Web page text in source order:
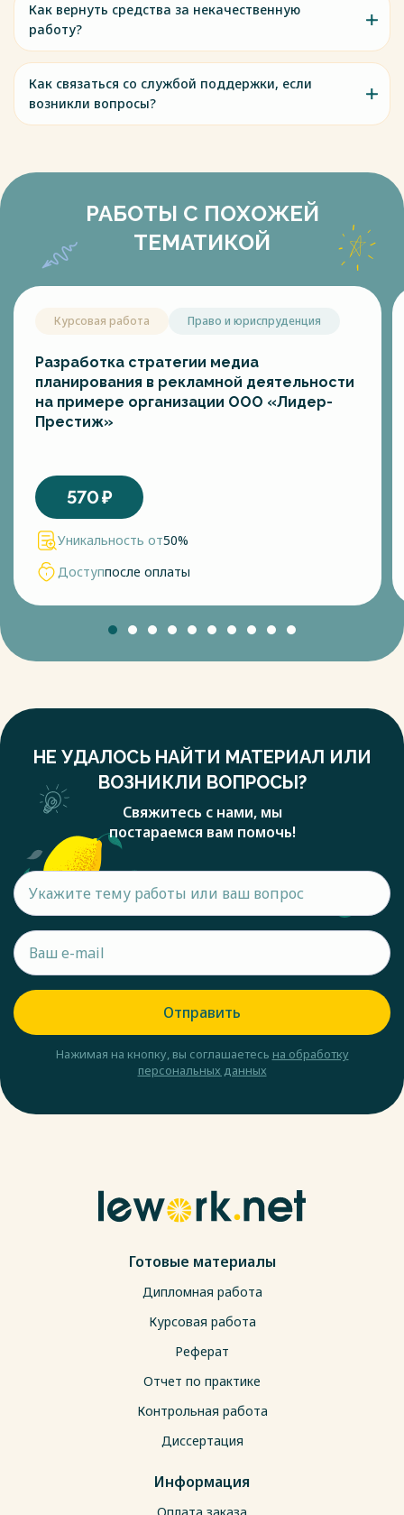
Как вернуть средства за некачественную
работу?
Как связаться со службой поддержки, если
возникли вопросы?
РАБОТЫ С ПОХОЖЕЙ
ТЕМАТИКОЙ
Курсовая работа Право и юриспруденция
Разработка стратегии медиа
планирования в рекламной деятельности
на примере организации ООО «Лидер-
Престиж»
570₽
Уникальность от50%
Доступпосле оплаты
НЕ УДАЛОСЬ НАЙТИ МАТЕРИАЛ ИЛИ
ВОЗНИКЛИ ВОПРОСЫ?
Свяжитесь с нами, мы
постараемся вам помочь!
Отправить
Нажимая на кнопку, вы соглашаетесь на обработку
персональных данных
Готовые материалы
Дипломная работа
Курсовая работа
Реферат
Отчет по практике
Контрольная работа
Диссертация
Информация